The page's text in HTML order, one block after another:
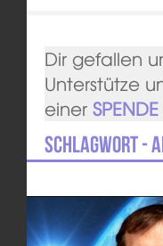
Dir gefallen
Unterstütze
einer SPENDE
Schlagwort -